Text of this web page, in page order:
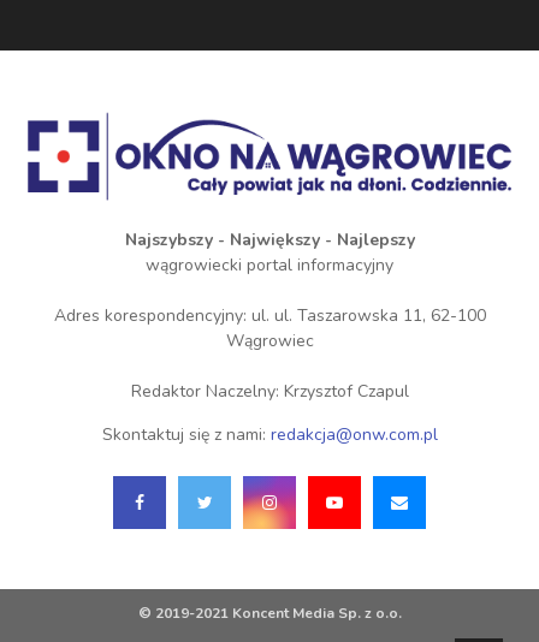
Najszybszy - Największy - Najlepszy
wągrowiecki portal informacyjny
Adres korespondencyjny: ul. ul. Taszarowska 11, 62-100
Wągrowiec
Redaktor Naczelny: Krzysztof Czapul
Skontaktuj się z nami: redakcja@onw.com.pl
© 2019-2021 Koncent Media Sp. z o.o.